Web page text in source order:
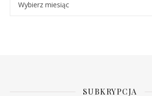
SUBKRYPCJA